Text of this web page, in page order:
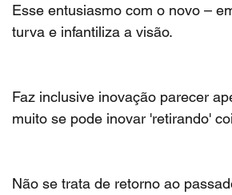
Esse entusiasmo com o novo –
turva e infantiliza a visão.
Faz inclusive inovação parecer
muito se pode inovar 'retirando'
Não se trata de retorno ao